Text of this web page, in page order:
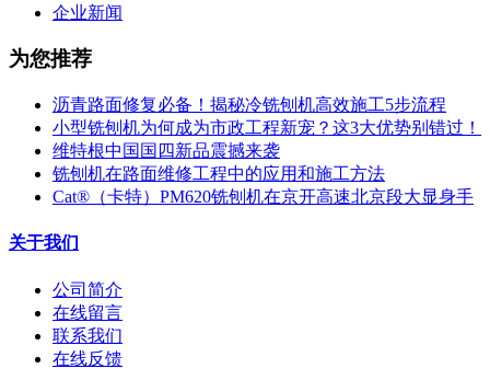
企业新闻
为您推荐
沥青路面修复必备！揭秘冷铣刨机高效施工5步流程
小型铣刨机为何成为市政工程新宠？这3大优势别错过！
维特根中国国四新品震撼来袭
铣刨机在路面维修工程中的应用和施工方法
Cat®（卡特）PM620铣刨机在京开高速北京段大显身手
关于我们
公司简介
在线留言
联系我们
在线反馈